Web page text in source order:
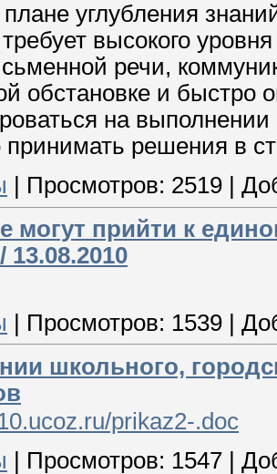
плане углубления
высокого
речи,
обстановке и
на
принимать решения в
Просмотров: 2519
могут прийти к
Просмотров: 1539
школьного,
prikaz2-.doc
| Просмотров: 1547 |